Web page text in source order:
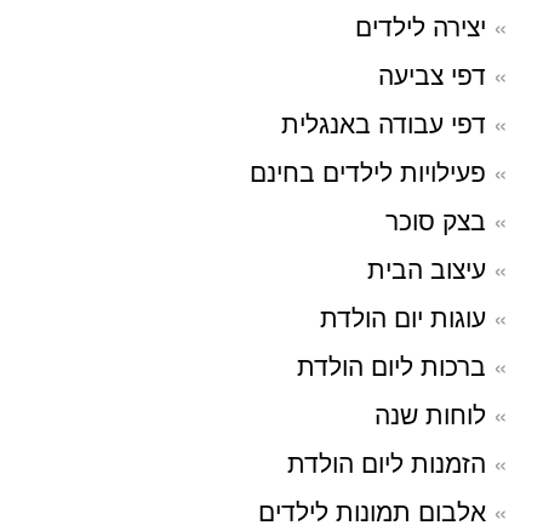
יצירה לילדים
דפי צביעה
דפי עבודה באנגלית
פעילויות לילדים בחינם
בצק סוכר
עיצוב הבית
עוגות יום הולדת
ברכות ליום הולדת
לוחות שנה
הזמנות ליום הולדת
אלבום תמונות לילדים